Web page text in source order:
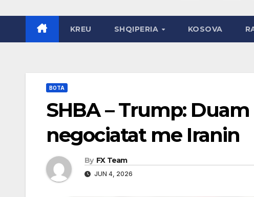
KREU SHQIPERIA KOSOVA
BOTA
SHBA – Trump:
negociatat me Iranin
By FX Team
JUN 4, 2026